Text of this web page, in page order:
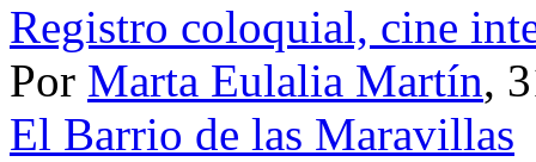
Registro coloquial, cine
Por Marta Eulalia Martín,
El Barrio de las Maravillas